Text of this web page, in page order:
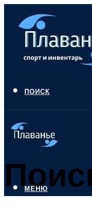
ПОИСК
МЕНЮ